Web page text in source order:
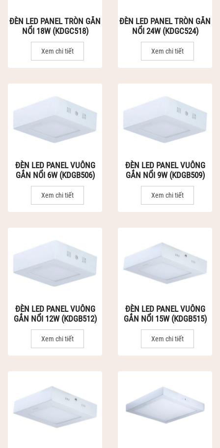
ĐÈN LED PANEL TRÒN GẮN
NỔI 18W (KDGC518)
Xem chi tiết
ĐÈN LED PANEL TRÒN GẮN
NỔI 24W (KDGC524)
Xem chi tiết
ĐÈN LED PANEL VUÔNG
GẮN NỔI 6W (KDGB506)
Xem chi tiết
ĐÈN LED PANEL VUÔNG
GẮN NỔI 9W (KDGB509)
Xem chi tiết
ĐÈN LED PANEL VUÔNG
GẮN NỔI 12W (KDGB512)
Xem chi tiết
ĐÈN LED PANEL VUÔNG
GẮN NỔI 15W (KDGB515)
Xem chi tiết